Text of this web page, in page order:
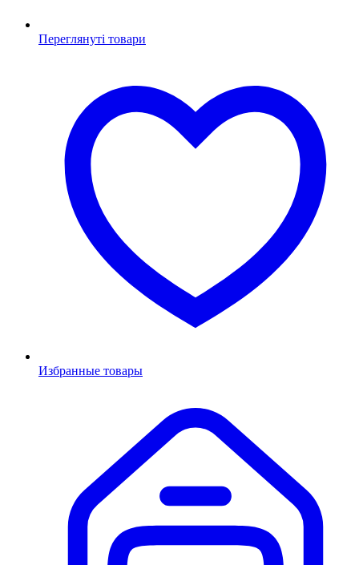
Переглянуті товари
Избранные товары